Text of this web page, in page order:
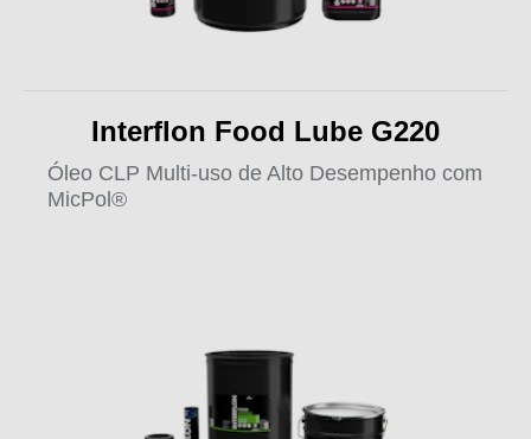
Interflon Food Lube G220
Óleo CLP Multi-uso de Alto Desempenho com
MicPol®